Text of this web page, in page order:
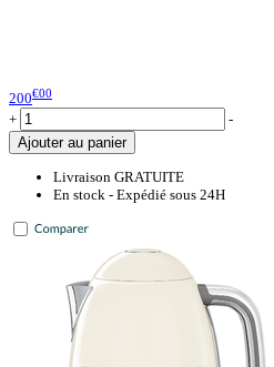
200€00
+
-
Ajouter au panier
Livraison GRATUITE
En stock - Expédié sous 24H